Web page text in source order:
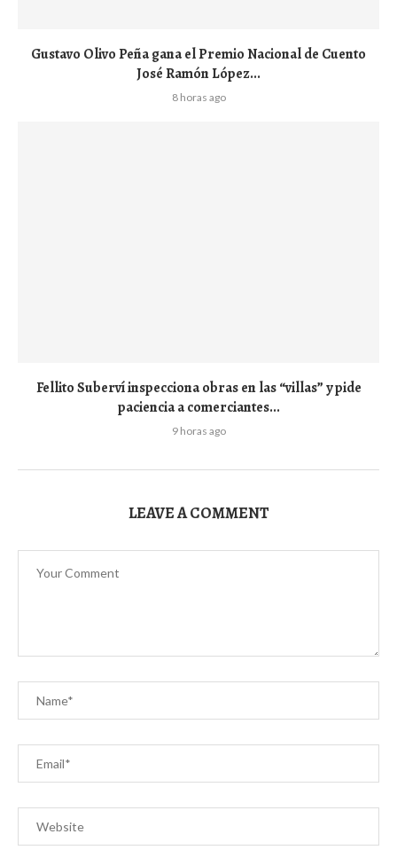
Gustavo Olivo Peña gana el Premio Nacional de Cuento
José Ramón López...
8 horas ago
Fellito Suberví inspecciona obras en las “villas” y pide
paciencia a comerciantes...
9 horas ago
LEAVE A COMMENT